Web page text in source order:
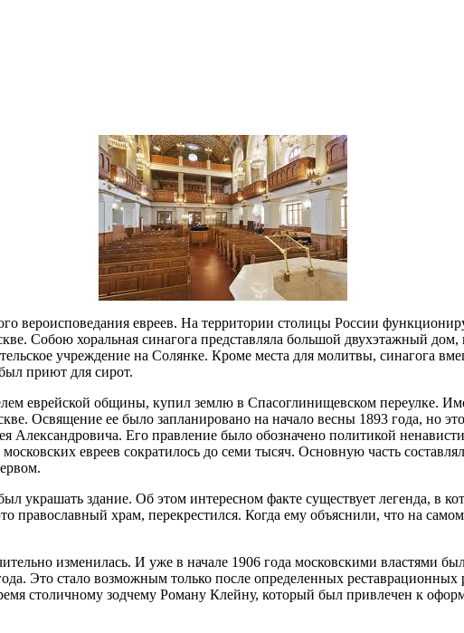
вероисповедания евреев. На территории столицы России
Собою хоральная синагога представляла большой двухэтажный дом,
учреждение на Солянке. Кроме места для молитвы, синагога
приют для сирот.
еврейской общины, купил землю в Спасоглинищевском переулке.
Освящение ее было запланировано на начало весны 1893 года, но
Александровича. Его правление было обозначено политикой
евреев сократилось до семи тысяч. Основную часть
украшать здание. Об этом интересном факте существует легенда, в
храм, перекрестился. Когда ему объяснили, что на
изменилась. И уже в начале 1906 года московскими властями
Это стало возможным только после определенных реставрационных
столичному зодчему Роману Клейну, который был привлечен к